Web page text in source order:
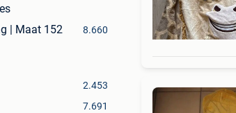
| Maat 152
8.660
2.453
7.691